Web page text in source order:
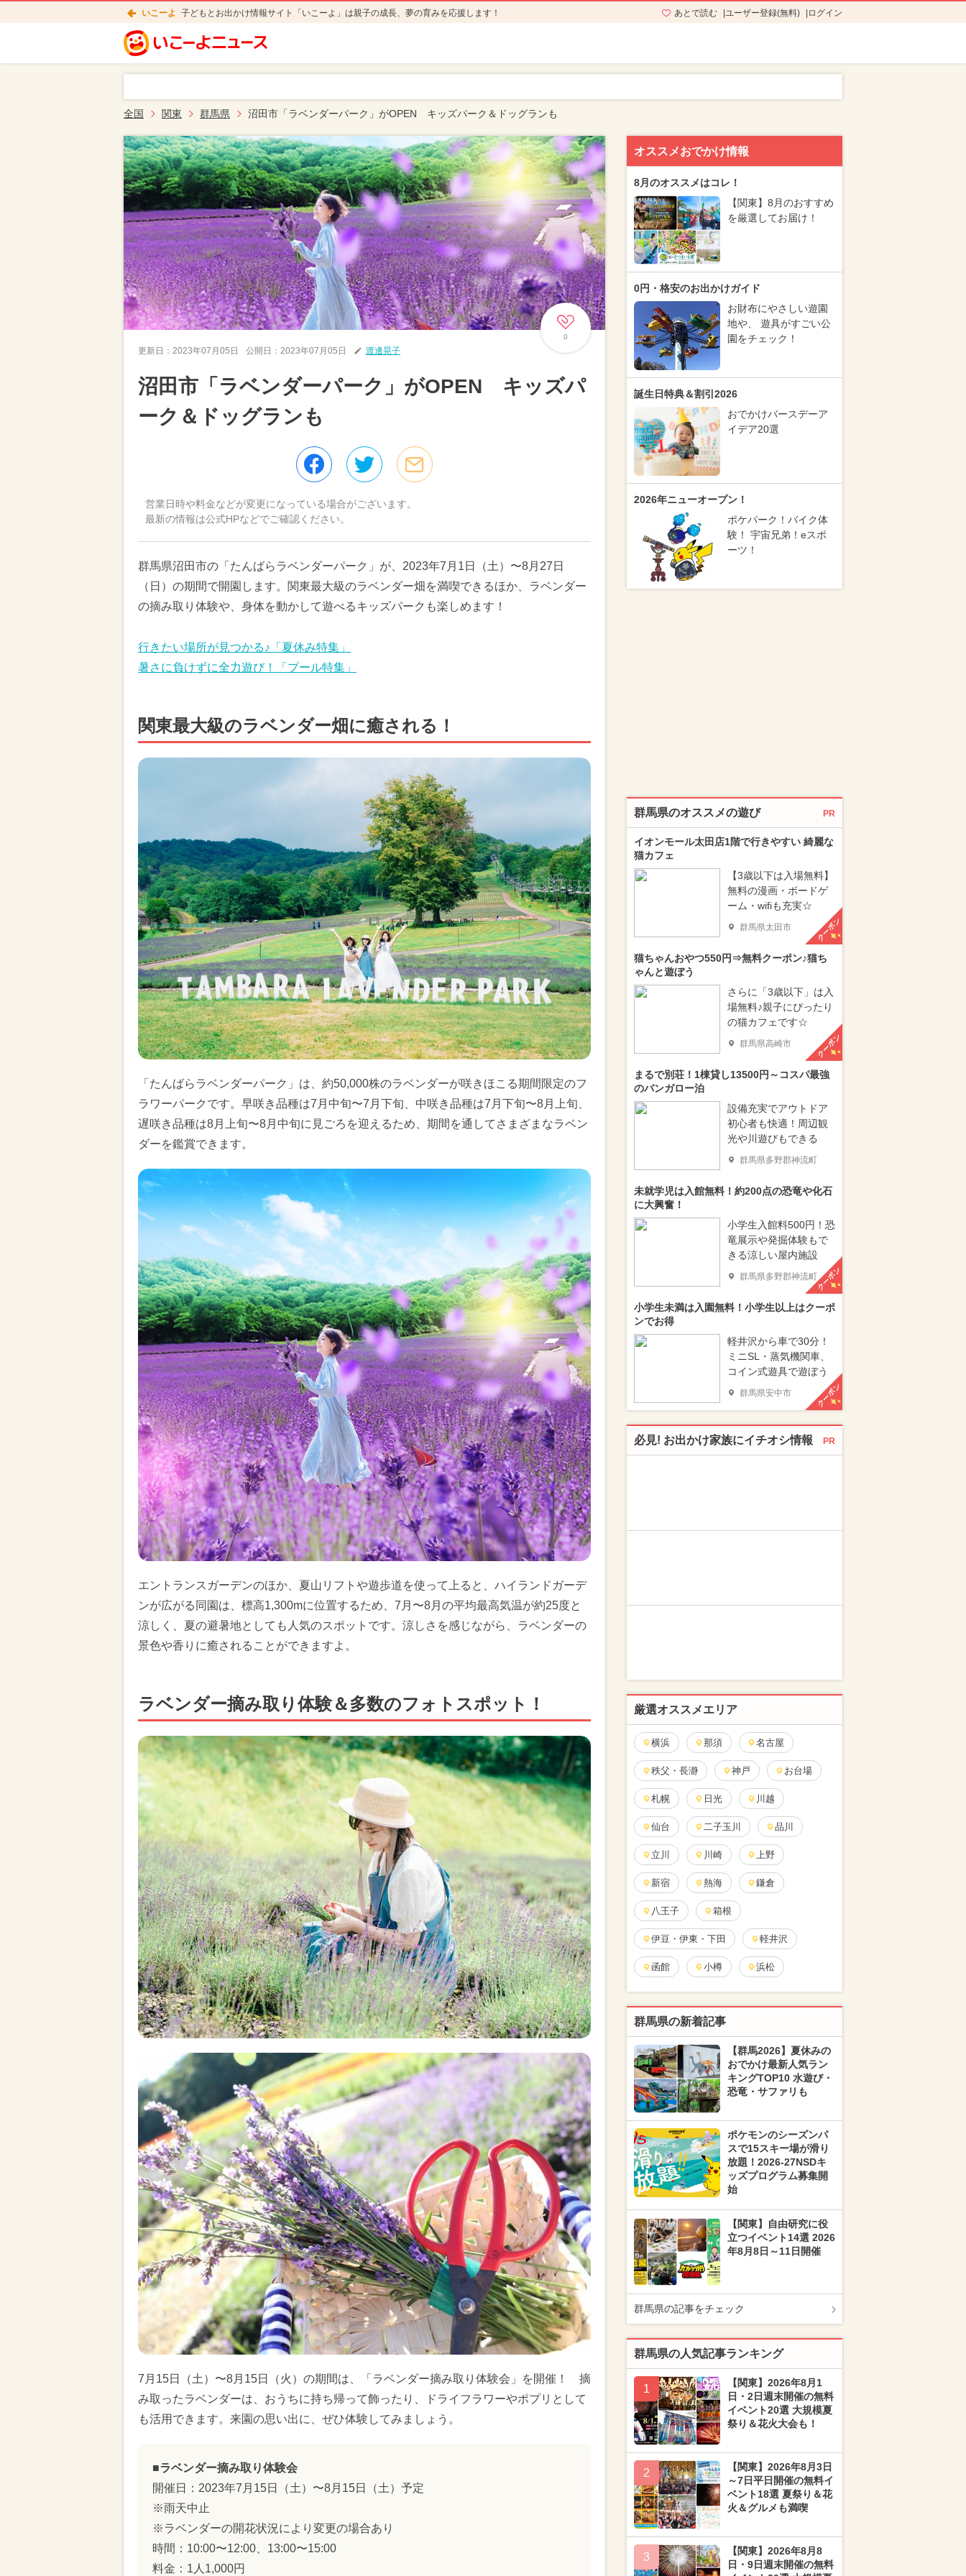
いこーよ 子どもとお出かけ情報サイト「いこーよ」は親子の成長、夢の育みを応援します！ あとで読む ユーザー登録(無料) ログイン
全国 関東 群馬県 沼田市「ラベンダーパーク」がOPEN キッズパーク＆ドッグランも
0
更新日： 2023年07月05日 公開日： 2023年07月05日 渡邊晃子
沼田市「ラベンダーパーク」がOPEN キッズパ
ーク＆ドッグランも
営業日時や料金などが変更になっている場合がございます。
最新の情報は公式HPなどでご確認ください。
群馬県沼田市の「たんばらラベンダーパーク」が、2023年7月1日（土）〜8月27日
（日）の期間で開園します。関東最大級のラベンダー畑を満喫できるほか、ラベンダー
の摘み取り体験や、身体を動かして遊べるキッズパークも楽しめます！
行きたい場所が見つかる♪「夏休み特集」
暑さに負けずに全力遊び！「プール特集」
関東最大級のラベンダー畑に癒される！
「たんばらラベンダーパーク」は、約50,000株のラベンダーが咲きほこる期間限定のフ
ラワーパークです。早咲き品種は7月中旬〜7月下旬、中咲き品種は7月下旬〜8月上旬、
遅咲き品種は8月上旬〜8月中旬に見ごろを迎えるため、期間を通してさまざまなラベン
ダーを鑑賞できます。
エントランスガーデンのほか、夏山リフトや遊歩道を使って上ると、ハイランドガーデ
ンが広がる同園は、標高1,300mに位置するため、7月〜8月の平均最高気温が約25度と
涼しく、夏の避暑地としても人気のスポットです。涼しさを感じながら、ラベンダーの
景色や香りに癒されることができますよ。
ラベンダー摘み取り体験＆多数のフォトスポット！
7月15日（土）〜8月15日（火）の期間は、「ラベンダー摘み取り体験会」を開催！ 摘
み取ったラベンダーは、おうちに持ち帰って飾ったり、ドライフラワーやポプリとして
も活用できます。来園の思い出に、ぜひ体験してみましょう。
■ラベンダー摘み取り体験会
開催日：2023年7月15日（土）〜8月15日（土）予定
※雨天中止
※ラベンダーの開花状況により変更の場合あり
時間：10:00〜12:00、13:00〜15:00
料金：1人1,000円
オススメおでかけ情報
8月のオススメはコレ！
【関東】8月のおすすめ
を厳選してお届け！
0円・格安のお出かけガイド
お財布にやさしい遊園
地や、 遊具がすごい公
園をチェック！
誕生日特典＆割引2026
おでかけバースデーア
イデア20選
2026年ニューオープン！
ポケパーク！バイク体
験！ 宇宙兄弟！eスポ
ーツ！
群馬県のオススメの遊び PR
イオンモール太田店1階で行きやすい 綺麗な
猫カフェ
【3歳以下は入場無料】
無料の漫画・ボードゲ
ーム・wifiも充実☆
群馬県太田市 クーポン
猫ちゃんおやつ550円⇒無料クーポン♪猫ち
ゃんと遊ぼう
さらに「3歳以下」は入
場無料♪親子にぴったり
の猫カフェです☆
群馬県高崎市 クーポン
まるで別荘！1棟貸し13500円～コスパ最強
のバンガロー泊
設備充実でアウトドア
初心者も快適！周辺観
光や川遊びもできる
群馬県多野郡神流町
未就学児は入館無料！約200点の恐竜や化石
に大興奮！
小学生入館料500円！恐
竜展示や発掘体験もで
きる涼しい屋内施設
群馬県多野郡神流町クーポン
小学生未満は入園無料！小学生以上はクーポ
ンでお得
軽井沢から車で30分！
ミニSL・蒸気機関車、
コイン式遊具で遊ぼう
群馬県安中市 クーポン
必見! お出かけ家族にイチオシ情報 PR
厳選オススメエリア
横浜 那須 名古屋
秩父・長瀞 神戸 お台場
札幌 日光 川越
仙台 二子玉川 品川
立川 川崎 上野
新宿 熱海 鎌倉
八王子 箱根
伊豆・伊東・下田 軽井沢
函館 小樽 浜松
群馬県の新着記事
【群馬2026】夏休みの
おでかけ最新人気ラン
キングTOP10 水遊び・
恐竜・サファリも
ポケモンのシーズンパ
スで15スキー場が滑り
放題！2026-27NSDキ
ッズプログラム募集開
始
【関東】自由研究に役
立つイベント14選 2026
年8月8日～11日開催
群馬県の記事をチェック
群馬県の人気記事ランキング
1
【関東】2026年8月1
日・2日週末開催の無料
イベント20選 大規模夏
祭り＆花火大会も！
2
【関東】2026年8月3日
～7日平日開催の無料イ
ベント18選 夏祭り＆花
火＆グルメも満喫
3
【関東】2026年8月8
日・9日週末開催の無料